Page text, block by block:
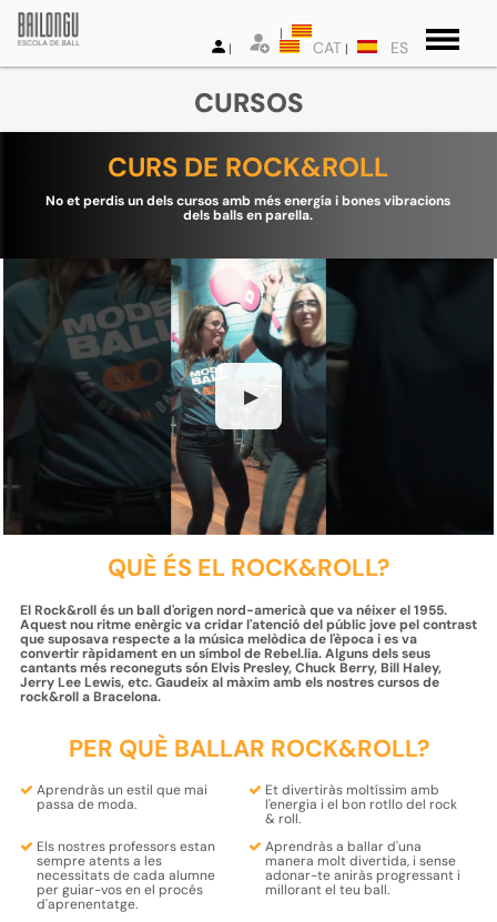
CAT ES
CURSOS
CURS DE ROCK&ROLL
No et perdis un dels cursos amb més energía i bones vibracions
dels balls en parella.
▶
QUÈ ÉS EL ROCK&ROLL?
El Rock&roll és un ball d'origen nord-americà que va néixer el 1955.
Aquest nou ritme enèrgic va cridar l'atenció del públic jove pel contrast
que suposava respecte a la música melòdica de l'època i es va
convertir ràpidament en un símbol de Rebel.lia. Alguns dels seus
cantants més reconeguts són Elvis Presley, Chuck Berry, Bill Haley,
Jerry Lee Lewis, etc. Gaudeix al màxim amb els nostres cursos de
rock&roll a Bracelona.
PER QUÈ BALLAR ROCK&ROLL?
Aprendràs unestil que mai
passa demoda.
Et divertiràs moltíssim amb
l'energia i el bon rotllodel rock
& roll.
Els nostresprofessorsestan
sempreatentsa les
necessitats de cada alumne
perguiar-vos en el procés
d'aprenentatge.
Aprendràs a ballar d'una
manera molt divertida, i sense
adonar-te aniràs progressant i
millorant el teu ball.